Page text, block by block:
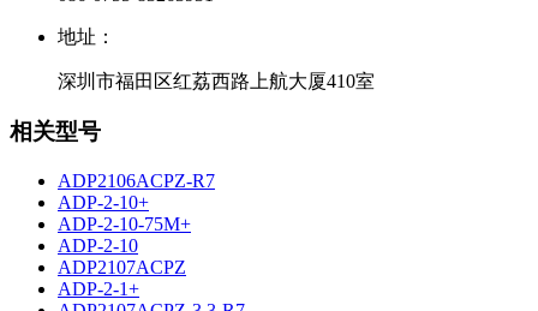
地址：
深圳市福田区红荔西路上航大厦410室
相关型号
ADP2106ACPZ-R7
ADP-2-10+
ADP-2-10-75M+
ADP-2-10
ADP2107ACPZ
ADP-2-1+